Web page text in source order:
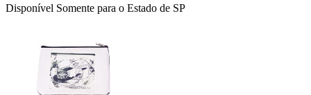
Disponível Somente para o Estado de SP